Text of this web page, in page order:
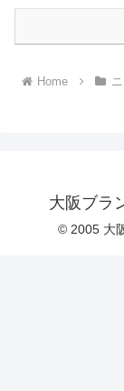
Home
大阪ブラ
© 2005 大